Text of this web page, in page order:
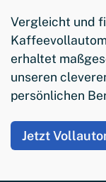
Vergleicht und
erhaltet
unseren
persönlichen
Jetzt